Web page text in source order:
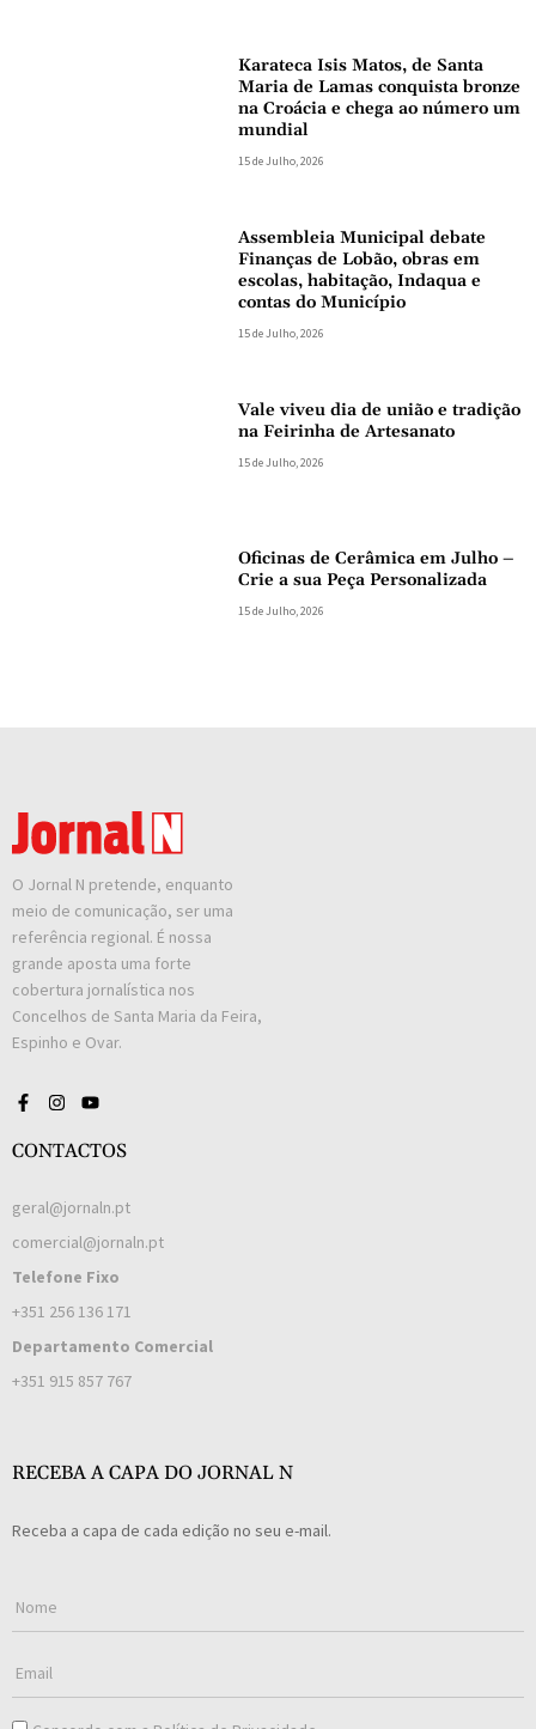
Karateca Isis Matos, de Santa
Maria de Lamas conquista bronze
na Croácia e chega ao número um
mundial
15 de Julho, 2026
Assembleia Municipal debate
Finanças de Lobão, obras em
escolas, habitação, Indaqua e
contas do Município
15 de Julho, 2026
Vale viveu dia de união e tradição
na Feirinha de Artesanato
15 de Julho, 2026
Oficinas de Cerâmica em Julho –
Crie a sua Peça Personalizada
15 de Julho, 2026
O Jornal N pretende, enquanto
meio de comunicação, ser uma
referência regional. É nossa
grande aposta uma forte
cobertura jornalística nos
Concelhos de Santa Maria da Feira,
Espinho e Ovar.
CONTACTOS
geral@jornaln.pt
comercial@jornaln.pt
Telefone Fixo
+351 256 136 171
Departamento Comercial
+351 915 857 767
RECEBA A CAPA DO JORNAL N
Receba a capa de cada edição no seu e-mail.